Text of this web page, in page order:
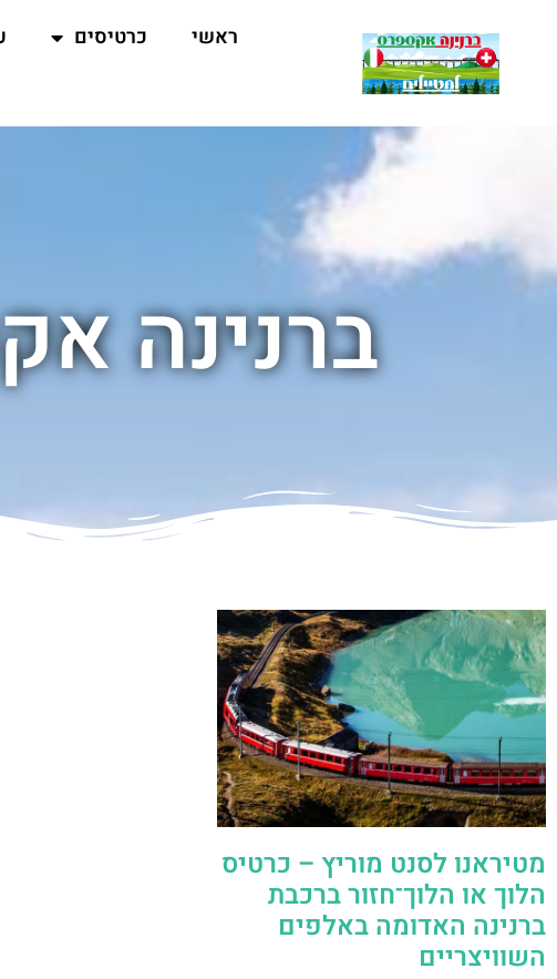
ראשי כרטיסים
ברנינה
מטיראנו לסנט מוריץ – כרטיס
הלוך או הלוך־חזור ברכבת
ברנינה האדומה באלפים
השוויצריים